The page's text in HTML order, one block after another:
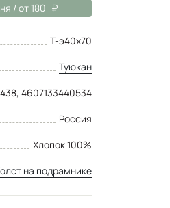
/ от 180
Т-э40х70
Туюкан
4607133440534
Россия
Хлопок 100%
на подрамнике